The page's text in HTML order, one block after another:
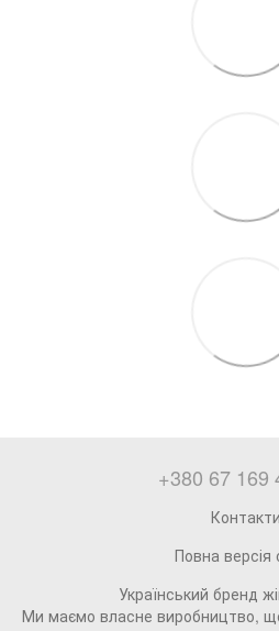
+380 67 169
Контакти
Повна версія
Український бренд
Ми маємо власне виробництво,